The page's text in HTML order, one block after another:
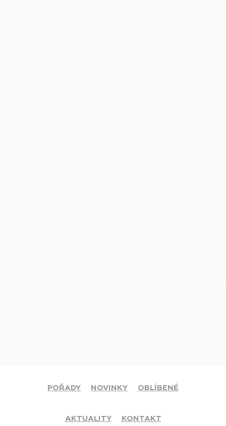
POŘADY NOVINKY OBLÍBENÉ
AKTUALITY KONTAKT